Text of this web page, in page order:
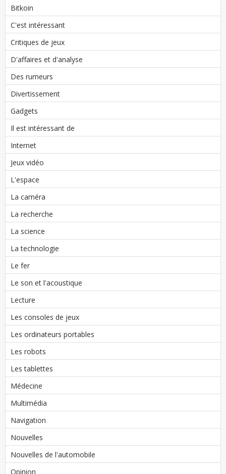
Bitkoin
C'est intéressant
Critiques de jeux
D'affaires et d'analyse
Des rumeurs
Divertissement
Gadgets
Il est intéressant de
Internet
Jeux vidéo
L'espace
La caméra
La recherche
La science
La technologie
Le fer
Le son et l'acoustique
Lecture
Les consoles de jeux
Les ordinateurs portables
Les robots
Les tablettes
Médecine
Multimédia
Navigation
Nouvelles
Nouvelles de l'automobile
Opinion